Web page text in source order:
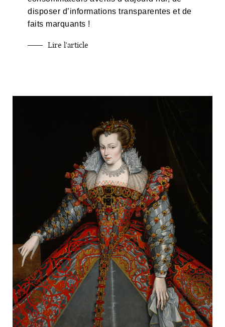
disposer d’informations transparentes et de
faits marquants !
Lire l'article